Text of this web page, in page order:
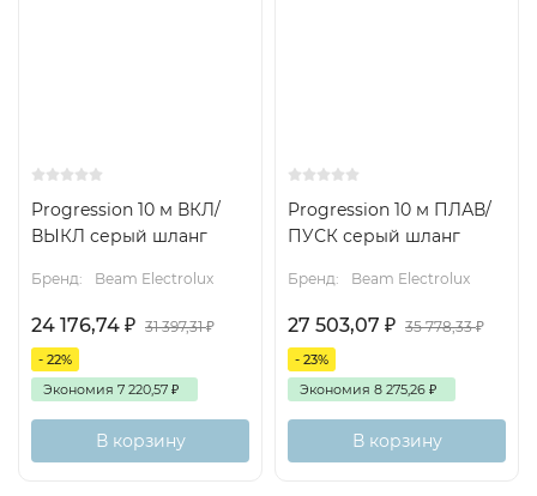
Progression 10 м ВКЛ/
ВЫКЛ серый шланг
Бренд: Beam Electrolux
24 176,74 ₽ 31 397,31₽
- 22%
Экономия 7 220,57 ₽
В корзину
Progression 10 м ПЛАВ/
ПУСК серый шланг
Бренд: Beam Electrolux
27 503,07 ₽ 35 778,33₽
- 23%
Экономия 8 275,26 ₽
В корзину